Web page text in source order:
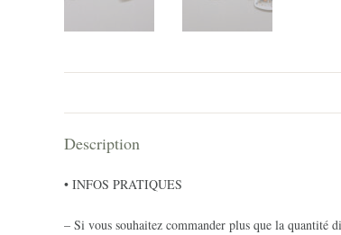
Description
• INFOS PRATIQUES
– Si vous souhaitez commander plus que la quantité